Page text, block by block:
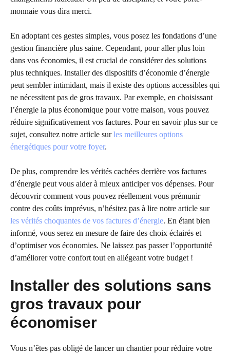
monnaie vous dira merci.
En adoptant ces gestes simples, vous posez les fondations d’une
gestion financière plus saine. Cependant, pour aller plus loin
dans vos économies, il est crucial de considérer des solutions
plus techniques. Installer des dispositifs d’économie d’énergie
peut sembler intimidant, mais il existe des options accessibles qui
ne nécessitent pas de gros travaux. Par exemple, en choisissant
l’énergie la plus économique pour votre maison, vous pouvez
réduire significativement vos factures. Pour en savoir plus sur ce
sujet, consultez notre article surles meilleures options
énergétiques pour votre foyer.
De plus, comprendre les vérités cachées derrière vos factures
d’énergie peut vous aider à mieux anticiper vos dépenses. Pour
découvrir comment vous pouvez réellement vous prémunir
contre des coûts imprévus, n’hésitez pas à lire notre article sur
les vérités choquantes de vos factures d’énergie. En étant bien
informé, vous serez en mesure de faire des choix éclairés et
d’optimiser vos économies. Ne laissez pas passer l’opportunité
d’améliorer votre confort tout en allégeant votre budget !
Installer des solutions sans
gros travaux pour
économiser
Vous n’êtes pas obligé de lancer un chantier pour réduire votre